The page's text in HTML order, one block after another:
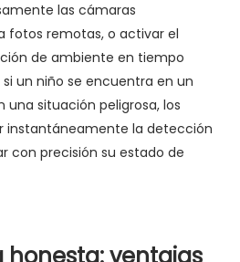
las cámaras
fotos remotas, o activar el
de ambiente en tiempo
un niño se encuentra en un
situación peligrosa, los
instantáneamente la detección
con precisión su estado de